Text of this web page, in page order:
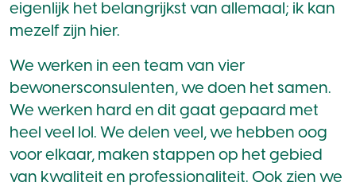
eigenlijk het belangrijkst van allemaal; ik kan
mezelf zijn hier.
We werken in een team van vier
bewonersconsulenten, we doen het samen.
We werken hard en dit gaat gepaard met
heel veel lol. We delen veel, we hebben oog
voor elkaar, maken stappen op het gebied
van kwaliteit en professionaliteit. Ook zien we